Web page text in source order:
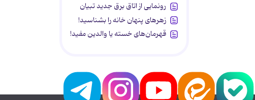
رونمایی از اتاق برق جدید تبیان
زهرهای پنهان خانه را بشناسید!
قهرمان‌های خسته یا والدین مفید!